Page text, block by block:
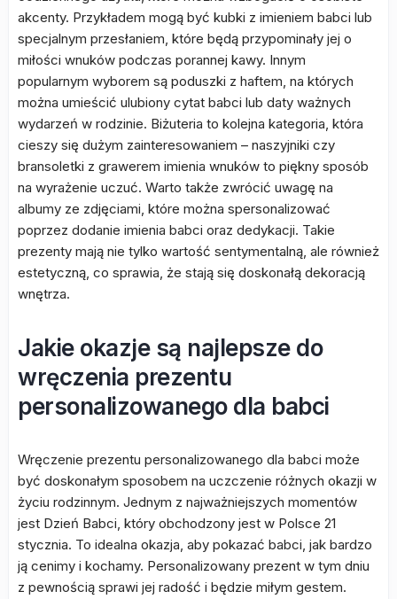
akcenty. Przykładem mogą być kubki z imieniem babci lub
specjalnym przesłaniem, które będą przypominały jej o
miłości wnuków podczas porannej kawy. Innym
popularnym wyborem są poduszki z haftem, na których
można umieścić ulubiony cytat babci lub daty ważnych
wydarzeń w rodzinie. Biżuteria to kolejna kategoria, która
cieszy się dużym zainteresowaniem – naszyjniki czy
bransoletki z grawerem imienia wnuków to piękny sposób
na wyrażenie uczuć. Warto także zwrócić uwagę na
albumy ze zdjęciami, które można spersonalizować
poprzez dodanie imienia babci oraz dedykacji. Takie
prezenty mają nie tylko wartość sentymentalną, ale również
estetyczną, co sprawia, że stają się doskonałą dekoracją
wnętrza.
Jakie okazje są najlepsze do
wręczenia prezentu
personalizowanego dla babci
Wręczenie prezentu personalizowanego dla babci może
być doskonałym sposobem na uczczenie różnych okazji w
życiu rodzinnym. Jednym z najważniejszych momentów
jest Dzień Babci, który obchodzony jest w Polsce 21
stycznia. To idealna okazja, aby pokazać babci, jak bardzo
ją cenimy i kochamy. Personalizowany prezent w tym dniu
z pewnością sprawi jej radość i będzie miłym gestem.